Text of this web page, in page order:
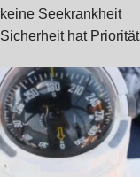
keine Seekrankheit
Sicherheit hat Priorität